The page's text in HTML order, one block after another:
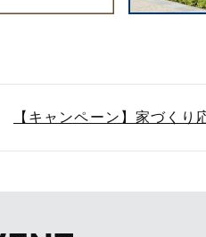
【キャンペーン】家づくり